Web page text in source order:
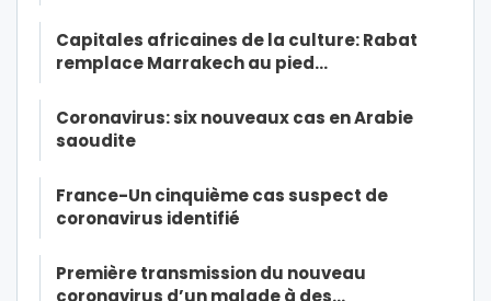
Capitales africaines de la culture: Rabat
remplace Marrakech au pied…
Coronavirus: six nouveaux cas en Arabie
saoudite
France-Un cinquième cas suspect de
coronavirus identifié
Première transmission du nouveau
coronavirus d’un malade à des…